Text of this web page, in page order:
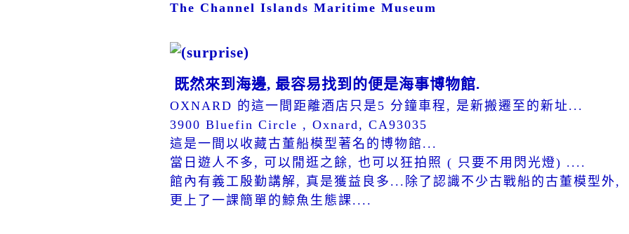
The Channel Islands Maritime Museum
既然來到海邊, 最容易找到的便是海事博物館.
OXNARD 的這一間距離酒店只是5 分鐘車程, 是新搬遷至的新址...
3900 Bluefin Circle , Oxnard, CA93035
這是一間以收藏古董船模型著名的博物館...
當日遊人不多, 可以閒逛之餘, 也可以狂拍照 ( 只要不用閃光燈) ....
館內有義工殷勤講解, 真是獲益良多...除了認識不少古戰船的古董模型外,
更上了一課簡單的鯨魚生態課....